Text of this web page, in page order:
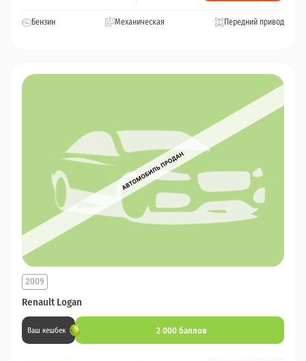
Бензин Механическая Передний привод
Renault Logan
2009
Ваш кешбек 2 000 баллов